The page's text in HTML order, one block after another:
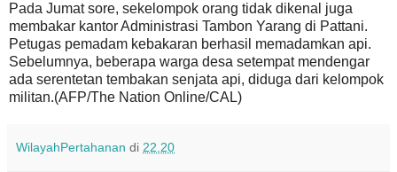
Pada Jumat sore, sekelompok orang tidak dikenal juga
membakar kantor Administrasi Tambon Yarang di Pattani.
Petugas pemadam kebakaran berhasil memadamkan api.
Sebelumnya, beberapa warga desa setempat mendengar
ada serentetan tembakan senjata api, diduga dari kelompok
militan.(AFP/The Nation Online/CAL)
WilayahPertahanan di 22.20